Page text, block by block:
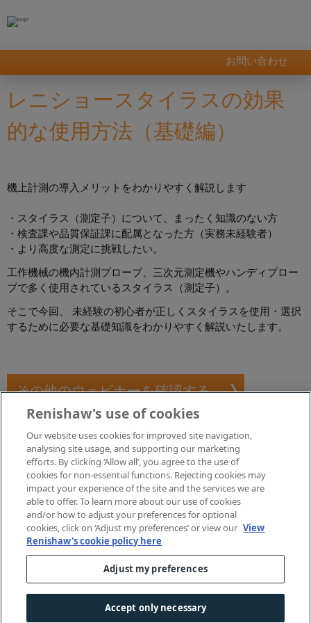
お問い合わせ
レニショースタイラスの効果
的な使用方法（基礎編）
機上計測の導入メリットをわかりやすく解説します
・スタイラス（測定子）について、まったく知識のない方
・検査課や品質保証課に配属となった方（実務未経験者）
・より高度な測定に挑戦したい。
工作機械の機内計測プローブ、三次元測定機やハンディプロー
ブで多く使用されているスタイラス（測定子）。
そこで今回、 未経験の初心者が正しくスタイラスを使用・選択
するために必要な基礎知識をわかりやすく解説いたします。
その他のウェビナーを確認する
Renishaw's use of cookies
Our website uses cookies for improved site navigation,
analysing site usage, and supporting our marketing
efforts. By clicking ‘Allow all’, you agree to the use of
cookies for non-essential functions. Rejecting cookies may
impact your experience of the site and the services we are
able to offer. To learn more about our use of cookies
and/or how to adjust your preferences for optional
cookies, click on ‘Adjust my preferences’ or view our View
Renishaw's cookie policy here
Adjust my preferences
Accept only necessary